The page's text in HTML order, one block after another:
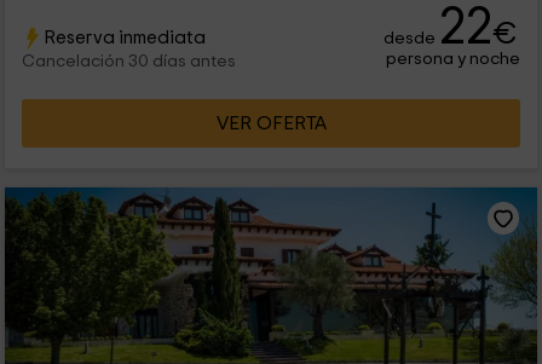
Reserva inmediata
Cancelación 30 días antes
desde 22€
persona y noche
VER OFERTA